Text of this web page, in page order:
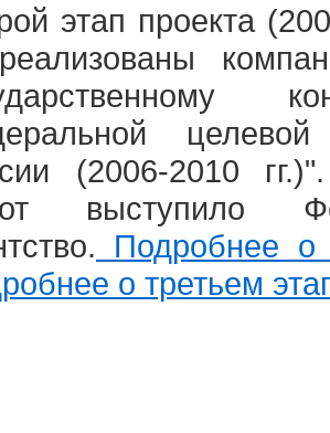
этап проекта
(2006-2010
выступило
Подробнее о
о третьем